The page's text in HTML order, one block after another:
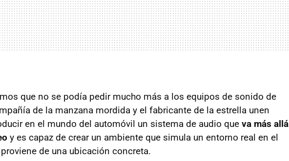
que no se podía pedir mucho más a los equipos de sonido de
de la manzana mordida y el fabricante de la estrella unen
en el mundo del automóvil un sistema de audio que va más allá
y es capaz de crear un ambiente que simula un entorno real en el
de una ubicación concreta.